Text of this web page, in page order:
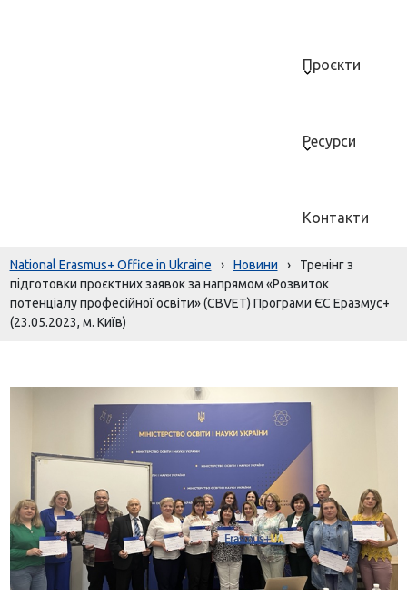
Проєкти
Ресурси
Контакти
National Erasmus+ Office in Ukraine › Новини ›
Тренінг з
підготовки проєктних заявок за напрямом «Розвиток
потенціалу професійної освіти» (CBVET) Програми ЄС Еразмус+
(23.05.2023, м. Київ)